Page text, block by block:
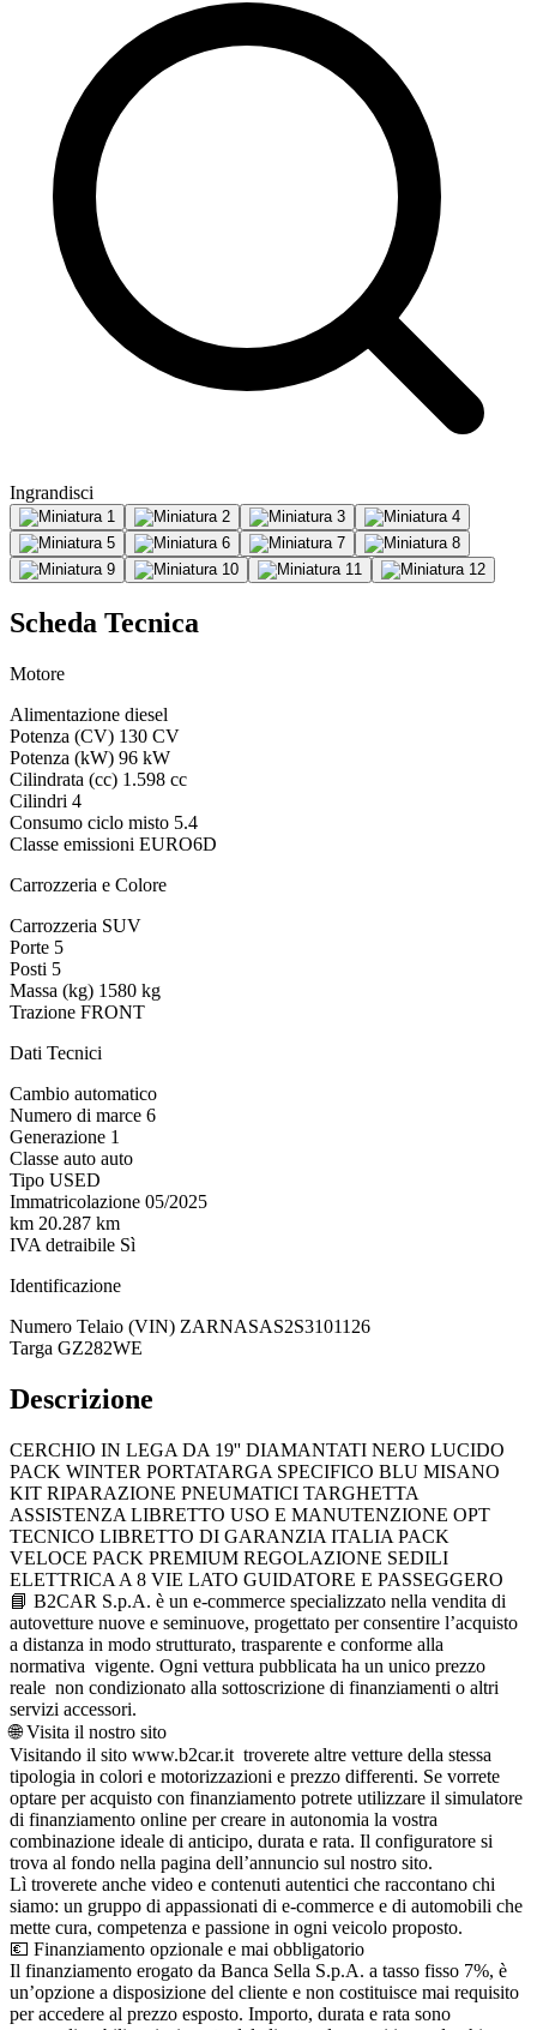
Ingrandisci
Scheda Tecnica
Motore
Alimentazione diesel
Potenza (CV) 130 CV
Potenza (kW) 96 kW
Cilindrata (cc) 1.598 cc
Cilindri 4
Consumo ciclo misto 5.4
Classe emissioni EURO6D
Carrozzeria e Colore
Carrozzeria SUV
Porte 5
Posti 5
Massa (kg) 1580 kg
Trazione FRONT
Dati Tecnici
Cambio automatico
Numero di marce 6
Generazione 1
Classe auto auto
Tipo USED
Immatricolazione 05/2025
km 20.287 km
IVA detraibile Sì
Identificazione
Numero Telaio (VIN) ZARNASAS2S3101126
Targa GZ282WE
Descrizione
CERCHIO IN LEGA DA 19'' DIAMANTATI NERO LUCIDO
PACK WINTER PORTATARGA SPECIFICO BLU MISANO
KIT RIPARAZIONE PNEUMATICI TARGHETTA
ASSISTENZA LIBRETTO USO E MANUTENZIONE OPT
TECNICO LIBRETTO DI GARANZIA ITALIA PACK
VELOCE PACK PREMIUM REGOLAZIONE SEDILI
ELETTRICA A 8 VIE LATO GUIDATORE E PASSEGGERO
📘 B2CAR S.p.A. è un e-commerce specializzato nella vendita di
autovetture nuove e seminuove, progettato per consentire l’acquisto
a distanza in modo strutturato, trasparente e conforme alla
normativa vigente. Ogni vettura pubblicata ha un unico prezzo
reale non condizionato alla sottoscrizione di finanziamenti o altri
servizi accessori.
🌐 Visita il nostro sito
Visitando il sito www.b2car.it troverete altre vetture della stessa
tipologia in colori e motorizzazioni e prezzo differenti. Se vorrete
optare per acquisto con finanziamento potrete utilizzare il simulatore
di finanziamento online per creare in autonomia la vostra
combinazione ideale di anticipo, durata e rata. Il configuratore si
trova al fondo nella pagina dell’annuncio sul nostro sito.
Lì troverete anche video e contenuti autentici che raccontano chi
siamo: un gruppo di appassionati di e-commerce e di automobili che
mette cura, competenza e passione in ogni veicolo proposto.
💶 Finanziamento opzionale e mai obbligatorio
Il finanziamento erogato da Banca Sella S.p.A. a tasso fisso 7%, è
un’opzione a disposizione del cliente e non costituisce mai requisito
per accedere al prezzo esposto. Importo, durata e rata sono